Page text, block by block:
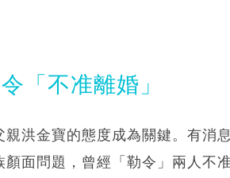
「不准離婚」
親洪金寶的態度成為關鍵。有消
面問題，曾經「勒令」兩人不